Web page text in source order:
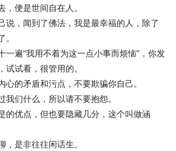
便是世间自在人。
说，闻到了佛法，我是最幸福的人，除了
一遍“我用不着为这一点小事而烦恼”，你发
试看，很管用的。
心的矛盾和污点，不要欺骗你自己。
们什么，所以请不要抱怨。
的优点，但也要隐藏几分，这个叫做涵
是非往往闲话生。